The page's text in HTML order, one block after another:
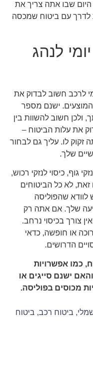
שבו אתה צריך את
לדרך עם ביטוח שמכסה
לנהג
לרכב חשוב לבדוק את
המוצעים. ישנם מספר
ולכן חשוב להשוות בין
את עלות הביטוח –
לו. עליך גם לבחור
שלך.
גוף, כיסוי לנזקי רכוש,
זאת, לא כל הביטוחים
לוודא שהפוליסה
שלך. אם אתה רק
צורך בכיסוי נרחב.
או חופשה, כדאי
הדרושים.
כמו אפשרויות
ישנם סייגים או
מכוסים בפוליסה.
, ביטוח רכב, ביטוח